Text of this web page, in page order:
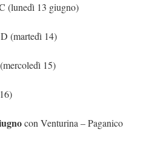
C (lunedì 13 giugno)
D (martedì 14)
(mercoledì 15)
con Venturina – Paganico